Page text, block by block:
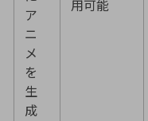
ア
ニ
メ
を
生
成
用可能